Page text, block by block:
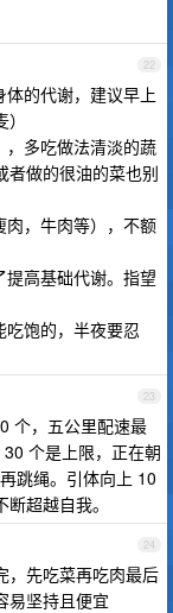
22
的代谢，建议早上
多吃做法清淡的蔬
者做的很油的菜也别
，牛肉等），不额
高基础代谢。指望
饱的，半夜要忍
23
个，五公里配速最
个是上限，正在朝
跳绳。引体向上 10
超越自我。
24
，先吃菜再吃肉最后
易坚持且便宜